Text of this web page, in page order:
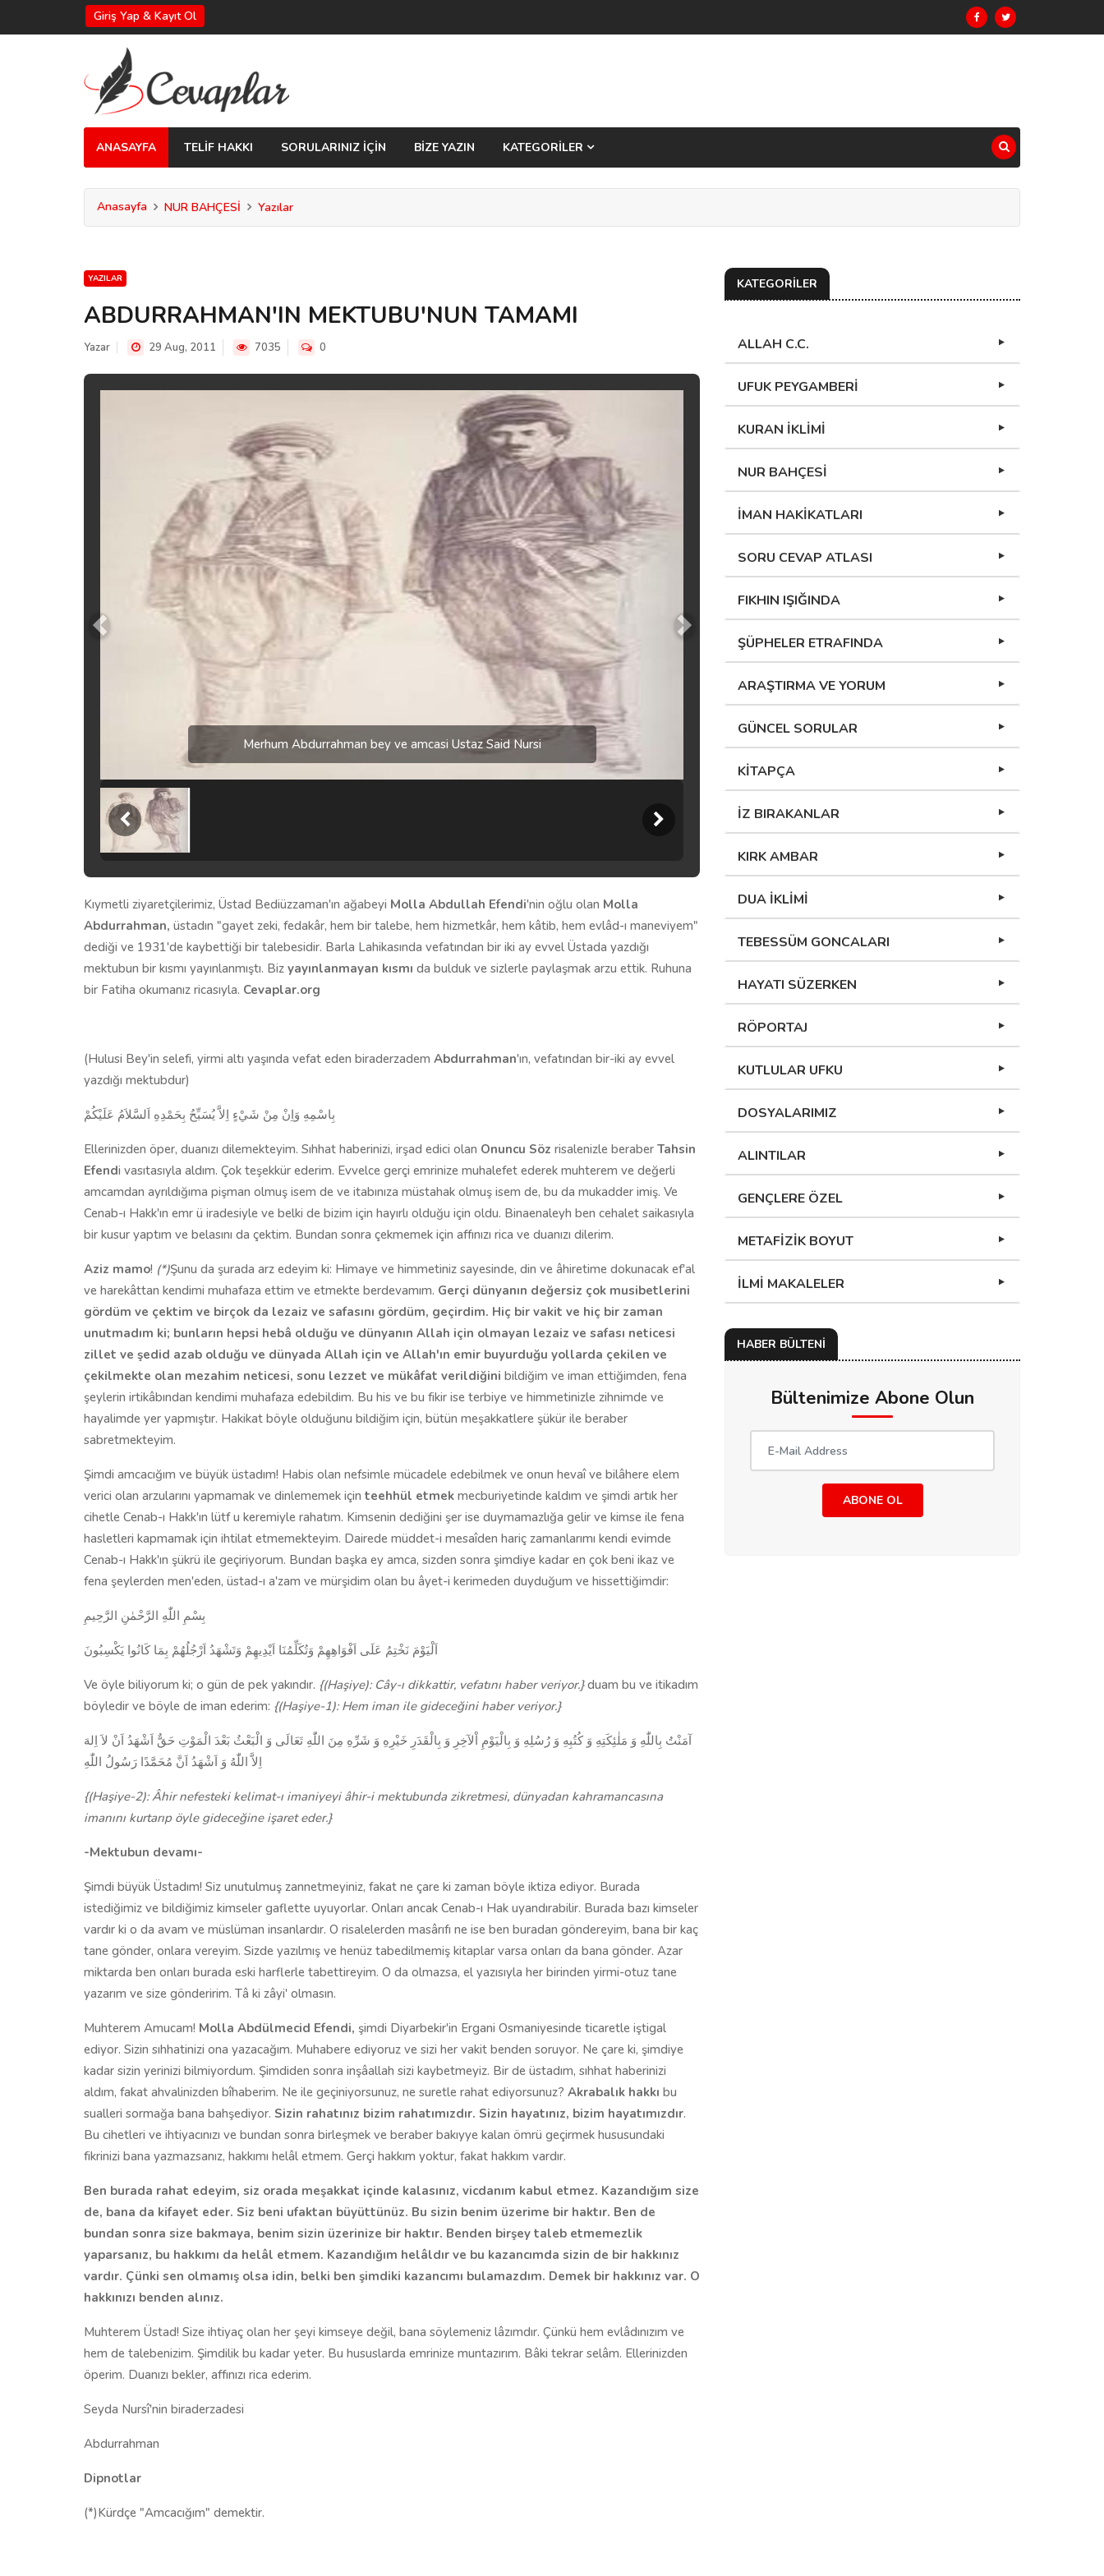
Giriş Yap & Kayıt Ol
ANASAYFA TELİF HAKKI SORULARINIZ İÇİN BİZE YAZIN KATEGORİLER
Anasayfa NUR BAHÇESİ Yazılar
YAZILAR
ABDURRAHMAN'IN MEKTUBU'NUN TAMAMI
Yazar 29 Aug, 2011 7035 0
Merhum Abdurrahman bey ve amcasi Ustaz Said Nursi
Kıymetli ziyaretçilerimiz, Üstad Bediüzzaman'ın ağabeyi Molla Abdullah Efendi'nin oğlu olan Molla
Abdurrahman, üstadın "gayet zeki, fedakâr, hem bir talebe, hem hizmetkâr, hem kâtib, hem evlâd-ı maneviyem"
dediği ve 1931'de kaybettiği bir talebesidir. Barla Lahikasında vefatından bir iki ay evvel Üstada yazdığı
mektubun bir kısmı yayınlanmıştı. Biz yayınlanmayan kısmı da bulduk ve sizlerle paylaşmak arzu ettik. Ruhuna
bir Fatiha okumanız ricasıyla. Cevaplar.org
(Hulusi Bey'in selefi, yirmi altı yaşında vefat eden biraderzadem Abdurrahman'ın, vefatından bir-iki ay evvel
yazdığı mektubdur)
بِاسْمِهِ وَاِنْ مِنْ شَيْءٍ اِلاَّ يُسَبِّحُ بِحَمْدِهِ اَلسَّلاَمُ عَلَيْكُمْ
Ellerinizden öper, duanızı dilemekteyim. Sıhhat haberinizi, irşad edici olan Onuncu Söz risalenizle beraber Tahsin
Efendi vasıtasıyla aldım. Çok teşekkür ederim. Evvelce gerçi emrinize muhalefet ederek muhterem ve değerli
amcamdan ayrıldığıma pişman olmuş isem de ve itabınıza müstahak olmuş isem de, bu da mukadder imiş. Ve
Cenab-ı Hakk'ın emr ü iradesiyle ve belki de bizim için hayırlı olduğu için oldu. Binaenaleyh ben cehalet saikasıyla
bir kusur yaptım ve belasını da çektim. Bundan sonra çekmemek için affınızı rica ve duanızı dilerim.
Aziz mamo! (*)Şunu da şurada arz edeyim ki: Himaye ve himmetiniz sayesinde, din ve âhiretime dokunacak ef'al
ve harekâttan kendimi muhafaza ettim ve etmekte berdevamım. Gerçi dünyanın değersiz çok musibetlerini
gördüm ve çektim ve birçok da lezaiz ve safasını gördüm, geçirdim. Hiç bir vakit ve hiç bir zaman
unutmadım ki; bunların hepsi hebâ olduğu ve dünyanın Allah için olmayan lezaiz ve safası neticesi
zillet ve şedid azab olduğu ve dünyada Allah için ve Allah'ın emir buyurduğu yollarda çekilen ve
çekilmekte olan mezahim neticesi, sonu lezzet ve mükâfat verildiğini bildiğim ve iman ettiğimden, fena
şeylerin irtikâbından kendimi muhafaza edebildim. Bu his ve bu fikir ise terbiye ve himmetinizle zihnimde ve
hayalimde yer yapmıştır. Hakikat böyle olduğunu bildiğim için, bütün meşakkatlere şükür ile beraber
sabretmekteyim.
Şimdi amcacığım ve büyük üstadım! Habis olan nefsimle mücadele edebilmek ve onun hevaî ve bilâhere elem
verici olan arzularını yapmamak ve dinlememek için teehhül etmek mecburiyetinde kaldım ve şimdi artık her
cihetle Cenab-ı Hakk'ın lütf u keremiyle rahatım. Kimsenin dediğini şer ise duymamazlığa gelir ve kimse ile fena
hasletleri kapmamak için ihtilat etmemekteyim. Dairede müddet-i mesaîden hariç zamanlarımı kendi evimde
Cenab-ı Hakk'ın şükrü ile geçiriyorum. Bundan başka ey amca, sizden sonra şimdiye kadar en çok beni ikaz ve
fena şeylerden men'eden, üstad-ı a'zam ve mürşidim olan bu âyet-i kerimeden duyduğum ve hissettiğimdir:
بِسْمِ اللّٰهِ الرَّحْمٰنِ الرَّحِيمِ
اَلْيَوْمَ نَخْتِمُ عَلَى اَفْوَاهِهِمْ وَتُكَلِّمُنَا اَيْدِيهِمْ وَتَشْهَدُ اَرْجُلُهُمْ بِمَا كَانُوا يَكْسِبُونَ
Ve öyle biliyorum ki; o gün de pek yakındır. {(Haşiye): Cây-ı dikkattir, vefatını haber veriyor.}duam bu ve itikadım
böyledir ve böyle de iman ederim: {(Haşiye-1): Hem iman ile gideceğini haber veriyor.}
آمَنْتُ بِاللّٰهِ وَ مَلٰئِكَتِهِ وَ كُتُبِهِ وَ رُسُلِهِ وَ بِالْيَوْمِ اْلآخِرِ وَ بِالْقَدَرِ خَيْرِهِ وَ شَرِّهِ مِنَ اللّٰهِ تَعَالَى وَ الْبَعْثُ بَعْدَ الْمَوْتِ حَقٌّ اَشْهَدُ اَنْ لاَ اِلهَ
اِلاَّ اللّٰهُ وَ اَشْهَدُ اَنَّ مُحَمَّدًا رَسُولُ اللّٰهِ
{(Haşiye-2): Âhir nefesteki kelimat-ı imaniyeyi âhir-i mektubunda zikretmesi, dünyadan kahramancasına
imanını kurtarıp öyle gideceğine işaret eder.}
-Mektubun devamı-
Şimdi büyük Üstadım! Siz unutulmuş zannetmeyiniz, fakat ne çare ki zaman böyle iktiza ediyor. Burada
istediğimiz ve bildiğimiz kimseler gaflette uyuyorlar. Onları ancak Cenab-ı Hak uyandırabilir. Burada bazı kimseler
vardır ki o da avam ve müslüman insanlardır. O risalelerden masârıfı ne ise ben buradan göndereyim, bana bir kaç
tane gönder, onlara vereyim. Sizde yazılmış ve henüz tabedilmemiş kitaplar varsa onları da bana gönder. Azar
miktarda ben onları burada eski harflerle tabettireyim. O da olmazsa, el yazısıyla her birinden yirmi-otuz tane
yazarım ve size gönderirim. Tâ ki zâyi' olmasın.
Muhterem Amucam! Molla Abdülmecid Efendi, şimdi Diyarbekir'in Ergani Osmaniyesinde ticaretle iştigal
ediyor. Sizin sıhhatinizi ona yazacağım. Muhabere ediyoruz ve sizi her vakit benden soruyor. Ne çare ki, şimdiye
kadar sizin yerinizi bilmiyordum. Şimdiden sonra inşâallah sizi kaybetmeyiz. Bir de üstadım, sıhhat haberinizi
aldım, fakat ahvalinizden bîhaberim. Ne ile geçiniyorsunuz, ne suretle rahat ediyorsunuz? Akrabalık hakkı bu
sualleri sormağa bana bahşediyor. Sizin rahatınız bizim rahatımızdır. Sizin hayatınız, bizim hayatımızdır.
Bu cihetleri ve ihtiyacınızı ve bundan sonra birleşmek ve beraber bakıyye kalan ömrü geçirmek hususundaki
fikrinizi bana yazmazsanız, hakkımı helâl etmem. Gerçi hakkım yoktur, fakat hakkım vardır.
Ben burada rahat edeyim, siz orada meşakkat içinde kalasınız, vicdanım kabul etmez. Kazandığım size
de, bana da kifayet eder. Siz beni ufaktan büyüttünüz. Bu sizin benim üzerime bir haktır. Ben de
bundan sonra size bakmaya, benim sizin üzerinize bir haktır. Benden birşey taleb etmemezlik
yaparsanız, bu hakkımı da helâl etmem. Kazandığım helâldır ve bu kazancımda sizin de bir hakkınız
vardır. Çünki sen olmamış olsa idin, belki ben şimdiki kazancımı bulamazdım. Demek bir hakkınız var. O
hakkınızı benden alınız.
Muhterem Üstad! Size ihtiyaç olan her şeyi kimseye değil, bana söylemeniz lâzımdır. Çünkü hem evlâdınızım ve
hem de talebenizim. Şimdilik bu kadar yeter. Bu hususlarda emrinize muntazırım. Bâki tekrar selâm. Ellerinizden
öperim. Duanızı bekler, affınızı rica ederim.
Seyda Nursî'nin biraderzadesi
Abdurrahman
Dipnotlar
(*)Kürdçe "Amcacığım" demektir.
KATEGORİLER
ALLAH C.C.
UFUK PEYGAMBERİ
KURAN İKLİMİ
NUR BAHÇESİ
İMAN HAKİKATLARI
SORU CEVAP ATLASI
FIKHIN IŞIĞINDA
ŞÜPHELER ETRAFINDA
ARAŞTIRMA VE YORUM
GÜNCEL SORULAR
KİTAPÇA
İZ BIRAKANLAR
KIRK AMBAR
DUA İKLİMİ
TEBESSÜM GONCALARI
HAYATI SÜZERKEN
RÖPORTAJ
KUTLULAR UFKU
DOSYALARIMIZ
ALINTILAR
GENÇLERE ÖZEL
METAFİZİK BOYUT
İLMİ MAKALELER
HABER BÜLTENİ
Bültenimize Abone Olun
ABONE OL